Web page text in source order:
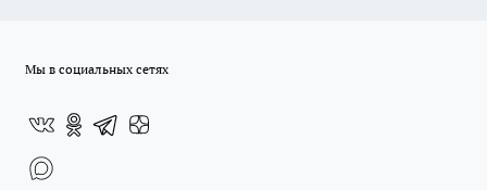
Мы в социальных сетях